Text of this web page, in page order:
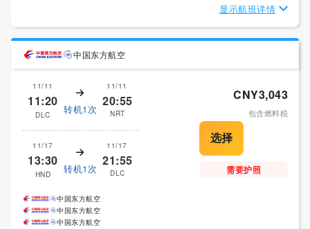
显示航班详情
中国东方航空
11/11
11:20
DLC 转机1次
11/11
20:55
NRT
11/17
13:30
HND 转机1次
11/17
21:55
DLC
CNY3,043
包含燃料税
需要护照
中国东方航空
中国东方航空
中国东方航空